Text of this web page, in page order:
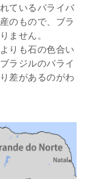
ているパライバ
のもので、ブラ
ません。
りも石の色合い
ラジルのパライ
差があるのがわ